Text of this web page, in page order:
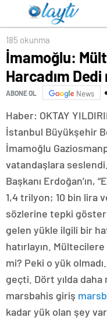
185 okunma
İmamoğlu:
Harcadım Dedi
ABONE OL News
Haber: OKTAY
İstanbul Büyükşehir
İmamoğlu
vatandaşlara
Başkanı Erdoğan’ın,
1,4 trilyon; 10 bin lira
sözlerine tepki
gelen yükle ilgili bir
hatırlayın.
mi? Peki o yük
geçti. Dört yılda daha
marsbahis giriş
kadar yük olan şey